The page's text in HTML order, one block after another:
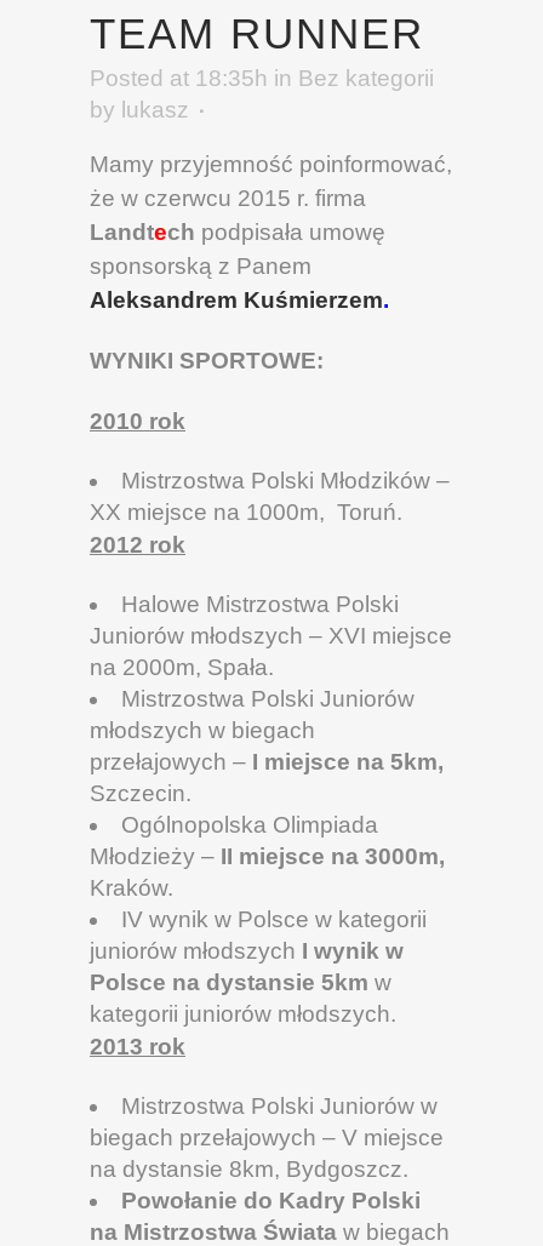
TEAM RUNNER
Posted at 18:35h in Bez kategorii
by lukasz
Mamy przyjemność poinformować,
że w czerwcu 2015 r. firma
Landtech podpisała umowę
sponsorską z Panem
Aleksandrem Kuśmierzem.
WYNIKI SPORTOWE:
2010 rok
Mistrzostwa Polski Młodzików –
XX miejsce na 1000m, Toruń.
2012 rok
Halowe Mistrzostwa Polski
Juniorów młodszych – XVI miejsce
na 2000m, Spała.
Mistrzostwa Polski Juniorów
młodszych w biegach
przełajowych – I miejsce na 5km,
Szczecin.
Ogólnopolska Olimpiada
Młodzieży – II miejsce na 3000m,
Kraków.
IV wynik w Polsce w kategorii
juniorów młodszych I wynik w
Polsce na dystansie 5km w
kategorii juniorów młodszych.
2013 rok
Mistrzostwa Polski Juniorów w
biegach przełajowych – V miejsce
na dystansie 8km, Bydgoszcz.
Powołanie do Kadry Polski
na Mistrzostwa Świata w biegach